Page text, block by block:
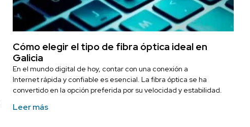
Cómo elegir el tipo de fibra óptica ideal en
Galicia
En el mundo digital de hoy, contar con una conexión a
Internet rápida y confiable es esencial. La fibra óptica se ha
convertido en la opción preferida por su velocidad y estabilidad.
Leer más